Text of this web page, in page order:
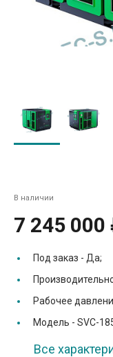
В наличии
7 245 000
Под заказ - Да;
Рабочее
Модель - SVC-
Все